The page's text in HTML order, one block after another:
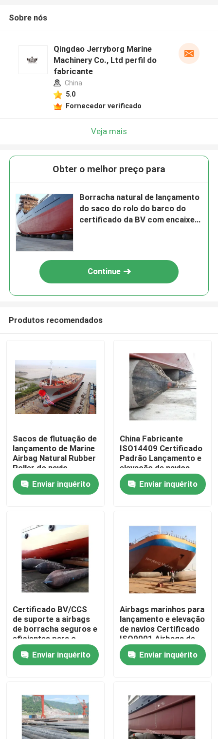
Casa
Produtos
Excursão da fábrica
Controle da qualidade
Contacte-nos
Notícia
Para-choque pneumático de Yokohama
hidro para-choque pneumático
Sobre nós
Qingdao Jerryborg Marine
Machinery Co., Ltd perfil do
fabricante
China
5.0
Fornecedor verificado
Veja mais
Obter o melhor preço para
Borracha natural de lançamento
do saco do rolo do barco do
certificado da BV com encaixes
Continue
Produtos recomendados
Sacos de flutuação de
lançamento de Marine
Airbag Natural Rubber
Roller do navio
1.5m*15m
Enviar inquérito
China Fabricante
ISO14409 Certificado
Padrão Lançamento e
elevação de navios
Airbags de borracha
marinhaEnviar inquérito
Certificado BV/CCS
de suporte a airbags
de borracha seguros e
eficientes para o
lançamento de navios
Enviar inquérito
Airbags marinhos para
lançamento e elevação
de navios Certificado
ISO9001 Airbags de
borracha
Enviar inquérito